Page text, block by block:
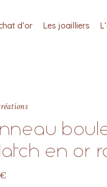
d’or Les joailliers
en or
€